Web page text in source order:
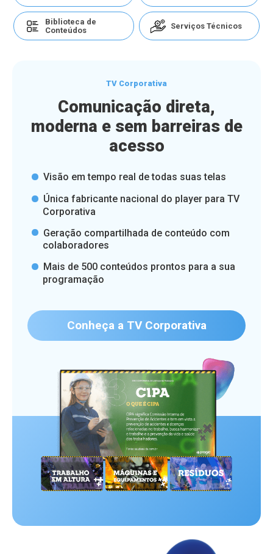
Biblioteca de
Conteúdos
Serviços Técnicos
TV Corporativa
Comunicação direta,
moderna e sem barreiras de
acesso
Visão em tempo real de todas suas telas
Única fabricante nacional do player para TV
Corporativa
Geração compartilhada de conteúdo com
colaboradores
Mais de 500 conteúdos prontos para a sua
programação
Conheça a TV Corporativa